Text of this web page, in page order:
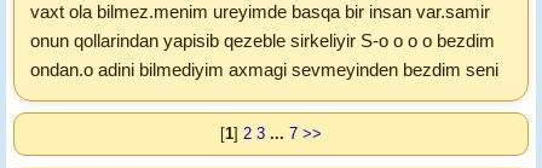
vaxt ola bilmez.menim ureyimde basqa bir insan var.samir
onun qollarindan yapisib qezeble sirkeliyir S-o o o o bezdim
ondan.o adini bilmediyim axmagi sevmeyinden bezdim seni
[1] 2 3 ... 7 >>